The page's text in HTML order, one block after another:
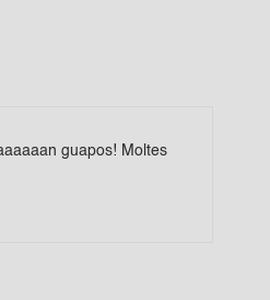
guapos! Moltes